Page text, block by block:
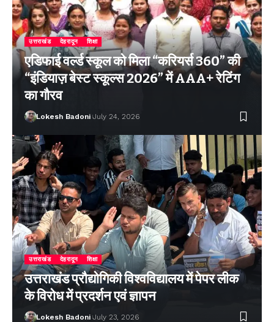
उत्तराखंड देहरादून शिक्षा
एडिफाई वर्ल्ड स्कूल को मिला “करियर्स 360” की
“इंडियाज़ बेस्ट स्कूल्स 2026” में AAA+ रेटिंग
का गौरव
Lokesh Badoni July 24, 2026
उत्तराखंड देहरादून शिक्षा
उत्तराखंड प्रौद्योगिकी विश्वविद्यालय में पेपर लीक
के विरोध में प्रदर्शन एवं ज्ञापन
Lokesh Badoni July 23, 2026